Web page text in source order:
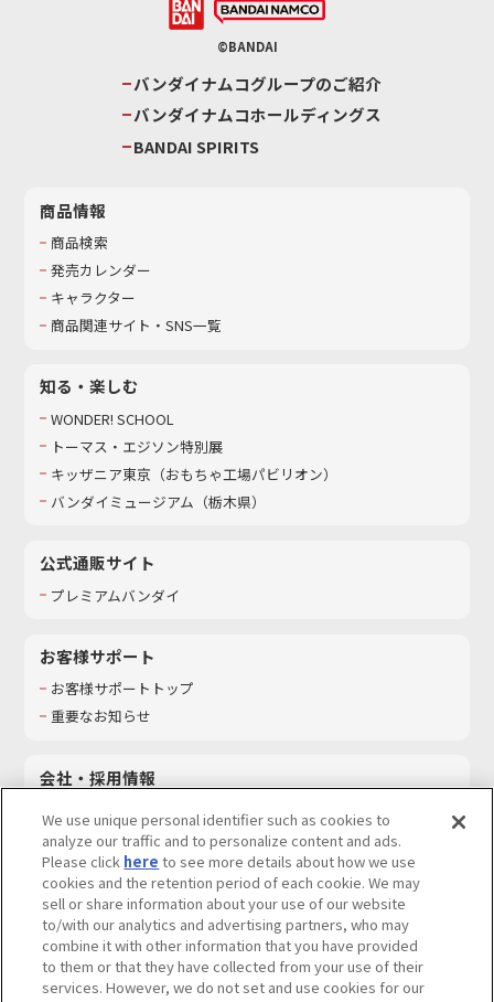
©BANDAI
バンダイナムコグループのご紹介
バンダイナムコホールディングス
BANDAI SPIRITS
商品情報
商品検索
発売カレンダー
キャラクター
商品関連サイト・SNS一覧
知る・楽しむ
WONDER! SCHOOL
トーマス・エジソン特別展
キッザニア東京（おもちゃ工場パビリオン）​
バンダイミュージアム（栃木県）
公式通販サイト
プレミアムバンダイ
お客様サポート
お客様サポートトップ
重要なお知らせ
会社・採用情報
採用情報
サステナビリティ
お問い合わせ
ウェブサイトご利用条件 ソーシャルメディアポリシー
We use unique personal identifier such as cookies to
analyze our traffic and to personalize content and ads.
Please click here to see more details about how we use
cookies and the retention period of each cookie. We may
sell or share information about your use of our website
to/with our analytics and advertising partners, who may
combine it with other information that you have provided
to them or that they have collected from your use of their
services. However, we do not set and use cookies for our